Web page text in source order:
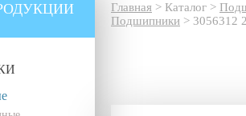
Главная > Каталог >
Подшипники > 3056312